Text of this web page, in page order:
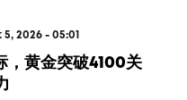
2026 - 05:01
，黄金突破4100关